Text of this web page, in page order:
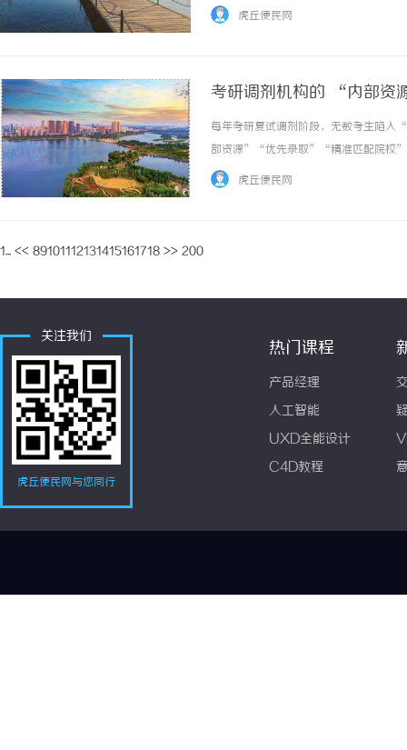
术能力，为您提供全业务解决方案
虎丘便民网
考研调剂机构的 “内部资
每年考研复试调剂阶段，无数考生陷
部资源”“优先录取”“精准匹配院校”
未知的调剂前景，不少考生在焦虑驱
虎丘便民网
1... << 89101112131415161718 >> 200
关注我们
虎丘便民网与您同行
热门课程
产品经理
人工智能
UXD全能设计
C4D教程